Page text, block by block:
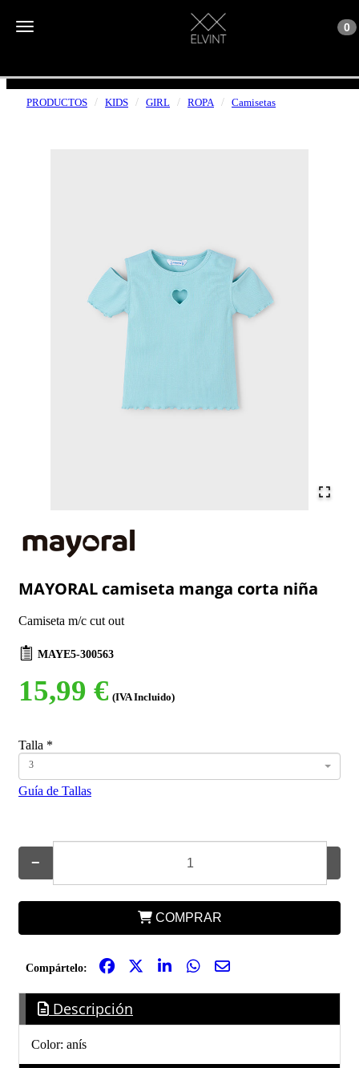
Toggle navigation Toggle
0
ENVÍOS GRATUITOS A PARTIR DE 50€
PRODUCTOS KIDS GIRL ROPA Camisetas
MAYORAL camiseta manga corta niña
Camiseta m/c cut out
MAYE5-300563
15,99 € (IVA Incluido)
Talla *
3
Guía de Tallas
−
COMPRAR
Compártelo:
Descripción
Color: anís